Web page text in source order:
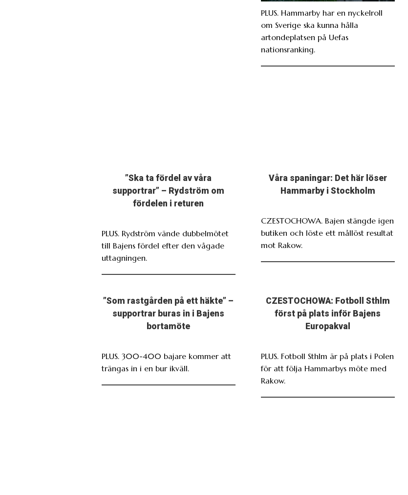
PLUS. Hammarby har en nyckelroll
om Sverige ska kunna hålla
artondeplatsen på Uefas
nationsranking.
”Ska ta fördel av våra
supportrar” – Rydström om
fördelen i returen
PLUS. Rydström vände dubbelmötet
till Bajens fördel efter den vågade
uttagningen.
Våra spaningar: Det här löser
Hammarby i Stockholm
CZESTOCHOWA. Bajen stängde igen
butiken och löste ett mållöst resultat
mot Rakow.
”Som rastgården på ett häkte” –
supportrar buras in i Bajens
bortamöte
PLUS. 300-400 bajare kommer att
trängas in i en bur ikväll.
CZESTOCHOWA: Fotboll Sthlm
först på plats inför Bajens
Europakval
PLUS. Fotboll Sthlm är på plats i Polen
för att följa Hammarbys möte med
Rakow.